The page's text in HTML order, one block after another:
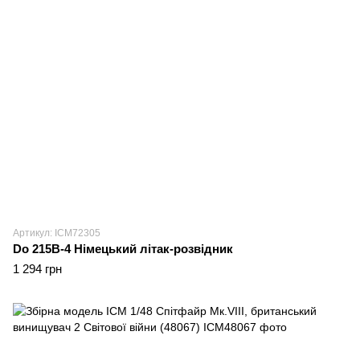
Артикул: ICM72305
Do 215B-4 Німецький літак-розвідник
1 294 грн